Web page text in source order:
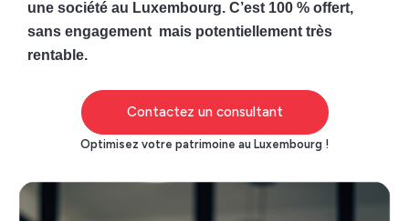
une société au Luxembourg. C’est 100 % offert,
sans engagement mais potentiellement très
rentable.
Contactez un consultant
Optimisez votre patrimoine au Luxembourg !